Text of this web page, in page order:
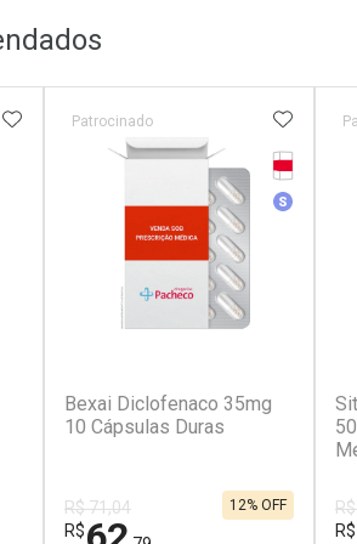
ADICIONAR AOS FAVORITOS
Bexai Diclofenaco 35mg
10 Cápsulas Duras
Tarja
Patrocinado
R$ 71,04
R$
12% OFF
R$